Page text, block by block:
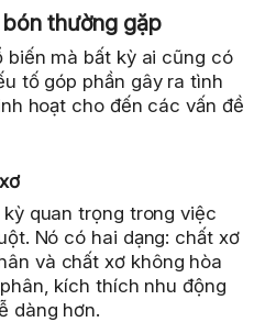
thường gặp
biến mà bất kỳ ai cũng có
tố góp phần gây ra tình
hoạt cho đến các vấn đề
quan trọng trong việc
Nó có hai dạng: chất xơ
và chất xơ không hòa
kích thích nhu động
dàng hơn.